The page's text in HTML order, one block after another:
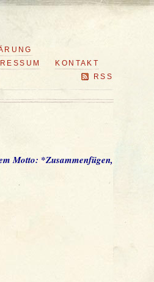
KONTAKT
RSS
Motto: *Zusammenfügen,